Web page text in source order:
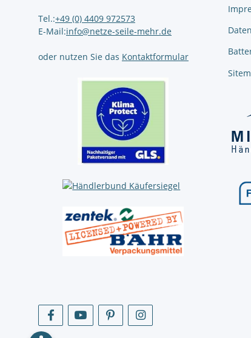
Tel.:+49 (0) 4409 972573
E-Mail:info@netze-seile-mehr.de
oder nutzen Sie das Kontaktformular